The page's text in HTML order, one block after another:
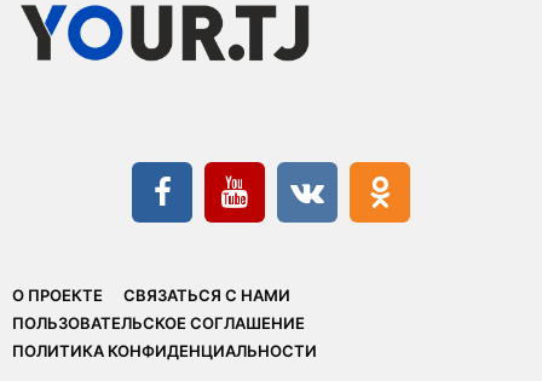
О ПРОЕКТЕ
СВЯЗАТЬСЯ С НАМИ
ПОЛЬЗОВАТЕЛЬСКОЕ СОГЛАШЕНИЕ
ПОЛИТИКА КОНФИДЕНЦИАЛЬНОСТИ